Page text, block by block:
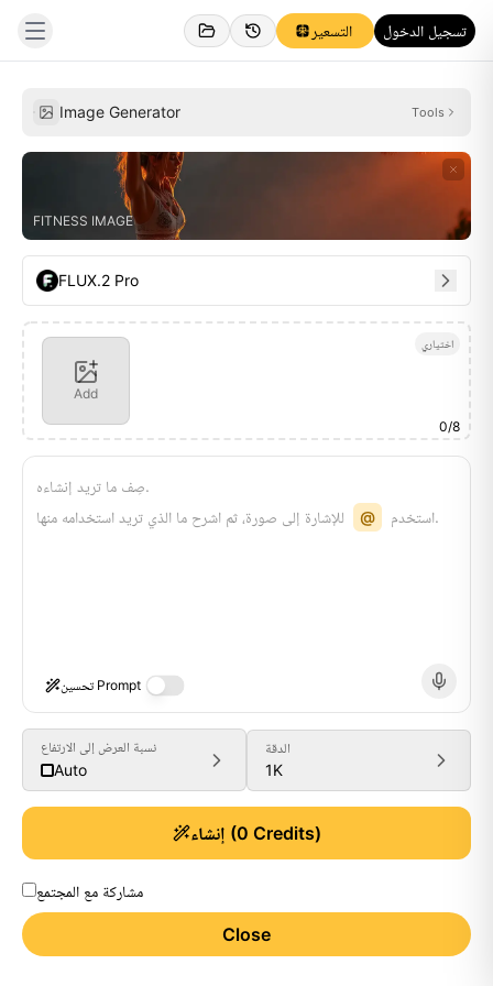
التسعير تسجيل الدخول
Image Generator Tools
FITNESS IMAGE
FLUX.2 Pro
اختياري
Add
0/8
صِف ما تريد إنشاءه.
استخدم
@ للإشارة إلى صورة، ثم اشرح ما الذي تريد استخدامه منها.
تحسين Prompt
نسبة العرض إلى الارتفاع
Auto
الدقة
1K
إنشاء (0 Credits)
مشاركة مع المجتمع
Close
Generate